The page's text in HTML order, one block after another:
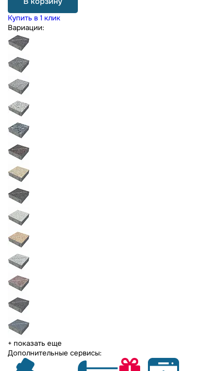
Купить в 1 клик
Вариации:
+ показать еще
Дополнительные сервисы: